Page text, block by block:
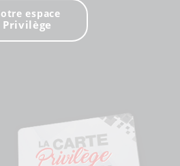
espace
Privilège